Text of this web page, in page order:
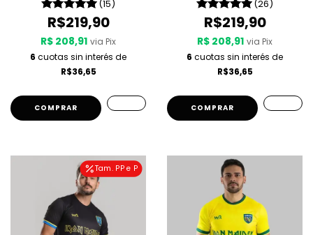
(15)
R$219,90
R$ 208,91 via Pix
6 cuotas sin interés de
R$36,65
COMPRAR
(26)
R$219,90
R$ 208,91 via Pix
6 cuotas sin interés de
R$36,65
COMPRAR
Tam. PP e P